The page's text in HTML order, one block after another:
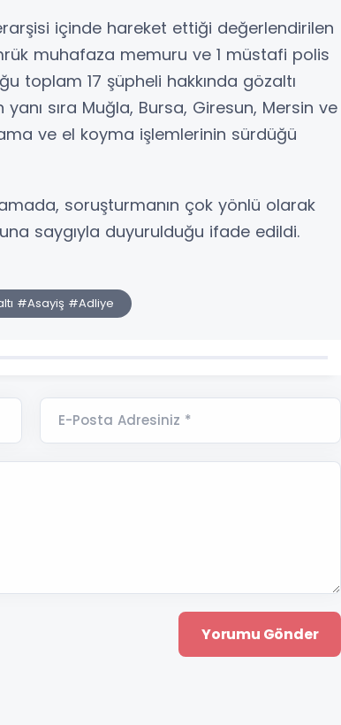
içinde hareket ettiği değerlendirilen
muhafaza memuru ve 1 müstafi polis
toplam 17 şüpheli hakkında gözaltı
sıra Muğla, Bursa, Giresun, Mersin ve
ve el koyma işlemlerinin sürdüğü
soruşturmanın çok yönlü olarak
saygıyla duyurulduğu ifade edildi.
#Asayiş #Adliye
E-Posta Adresiniz *